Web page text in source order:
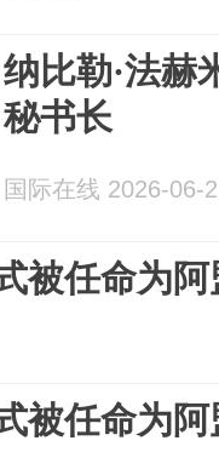
纳比勒·法赫
秘书长
国际在线 2026-06-
被任命为
被任命为